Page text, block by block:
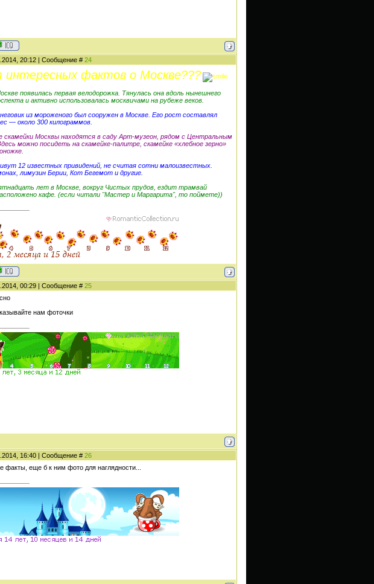
20:12 | Сообщение # 24
интересных фактов о Москве???
появилась первая велодорожка. Тянулась она вдоль нынешнего
и активно использовалась москвичами на рубеже веков.
из мороженого был сооружен в Москве. Его рост составлял
— около 300 килограммов.
Москвы находятся в саду Арт-музеон, рядом с Центральным
можно посидеть на скамейке-палитре, скамейке «хлебное зерно»
12 известных привидений, не считая сотни малоизвестных.
лимузин Берии, Кот Бегемот и другие.
лет в Москве, вокруг Чистых прудов, ездит трамвай
кафе. (если читали "Мастер и Маргарита", то поймете))
00:29 | Сообщение # 25
нам фоточки
16:40 | Сообщение # 26
факты, еще б к ним фото для наглядности...